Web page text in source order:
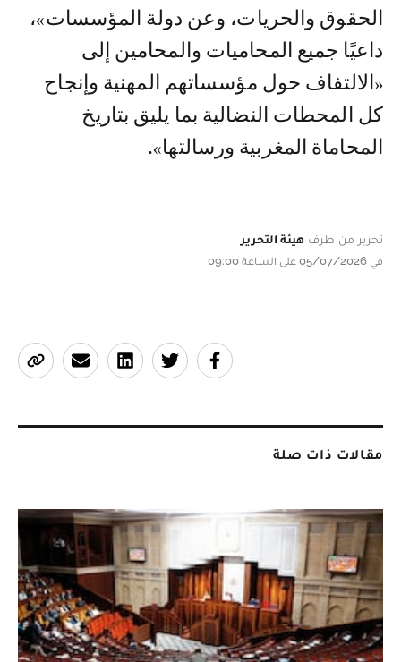
الحقوق والحريات، وعن دولة المؤسسات»،
داعيًا جميع المحاميات والمحامين إلى
«الالتفاف حول مؤسساتهم المهنية وإنجاح
كل المحطات النضالية بما يليق بتاريخ
المحاماة المغربية ورسالتها».
تحرير من طرف هيئة التحرير
في 05/07/2026 على الساعة 09:00
مقالات ذات صلة